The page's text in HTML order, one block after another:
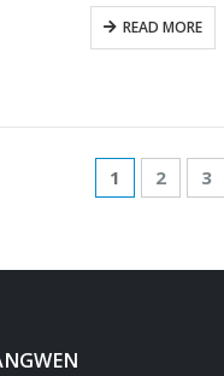
READ MORE
1 2 3